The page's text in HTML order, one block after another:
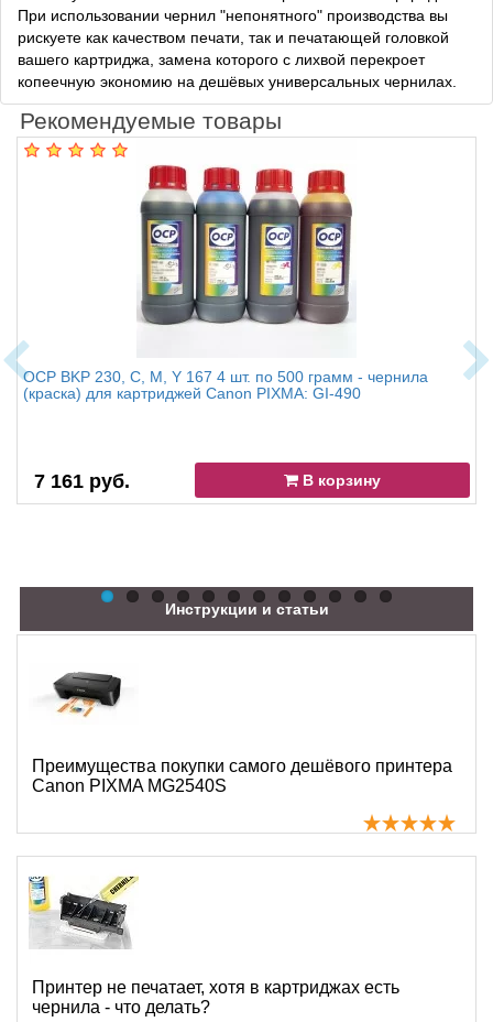
При использовании чернил "непонятного" производства вы
рискуете как качеством печати, так и печатающей головкой
вашего картриджа, замена которого с лихвой перекроет
копеечную экономию на дешёвых универсальных чернилах.
Рекомендуемые товары
OCP BKP 230, C, M, Y 167 4 шт. по 500 грамм - чернила
(краска) для картриджей Canon PIXMA: GI-490
7 161 руб. В корзину
Инструкции и статьи
Преимущества покупки самого дешёвого принтера
Canon PIXMA MG2540S
Принтер не печатает, хотя в картриджах есть
чернила - что делать?